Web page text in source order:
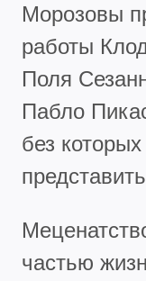
Морозовы
работы
Поля
Пабло
без
частью